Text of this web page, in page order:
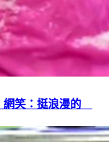
網笑：挺浪漫的